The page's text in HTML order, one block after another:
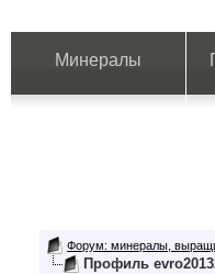
Минералы
Форум: минералы,
Профиль